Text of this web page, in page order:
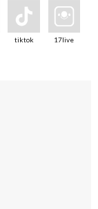
tiktok 17live